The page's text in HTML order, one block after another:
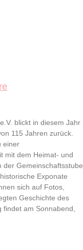
blickt in diesem Jahr
115 Jahren zurück.
einer
mit dem Heimat- und
der Gemeinschaftsstube
Exponate
sich auf Fotos,
Geschichte des
am Sonnabend,